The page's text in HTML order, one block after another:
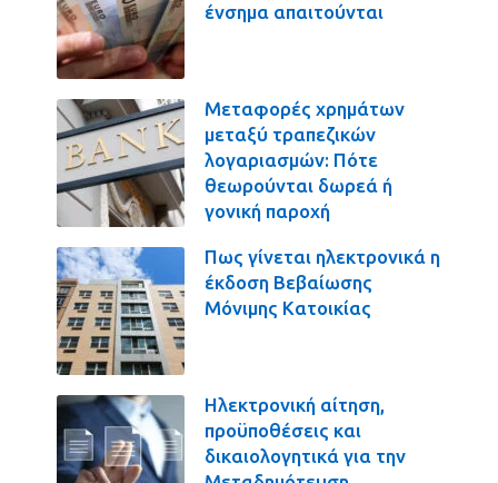
ένσημα απαιτούνται
Μεταφορές χρημάτων
μεταξύ τραπεζικών
λογαριασμών: Πότε
θεωρούνται δωρεά ή
γονική παροχή
Πως γίνεται ηλεκτρονικά η
έκδοση Βεβαίωσης
Μόνιμης Κατοικίας
Ηλεκτρονική αίτηση,
προϋποθέσεις και
δικαιολογητικά για την